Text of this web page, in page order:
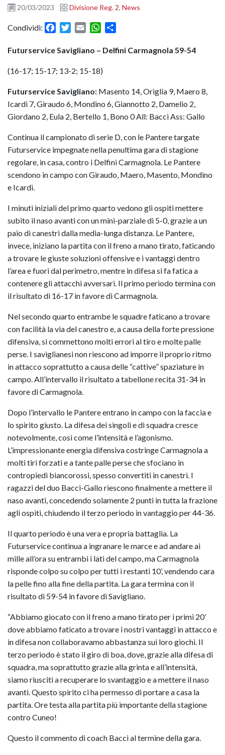
20/03/2023 Divisione Reg. 2, News
Condividi: FacebookTwitter
Email WhatsApp
Futurservice Savigliano – Delfini Carmagnola 59-54
(16-17; 15-17; 13-2; 15-18)
Futurservice Savigliano: Masento 14, Origlia 9, Maero 8,
Icardi 7, Giraudo 6, Mondino 6, Giannotto 2, Damelio 2,
Giordano 2, Eula 2, Bertello 1, Bono 0 All: Bacci Ass: Gallo
Continua il campionato di serie D, con le Pantere targate
Futurservice impegnate nella penultima gara di stagione
regolare, in casa, contro i Delfini Carmagnola. Le Pantere
scendono in campo con Giraudo, Maero, Masento, Mondino
e Icardi.
I minuti iniziali del primo quarto vedono gli ospiti mettere
subito il naso avanti con un mini-parziale di 5-0, grazie a un
paio di canestri dalla media-lunga distanza. Le Pantere,
invece, iniziano la partita con il freno a mano tirato, faticando
a trovare le giuste soluzioni offensive e i vantaggi dentro
l’area e fuori dal perimetro, mentre in difesa si fa fatica a
contenere gli attacchi avversari. Il primo periodo termina con
il risultato di 16-17 in favore di Carmagnola.
Nel secondo quarto entrambe le squadre faticano a trovare
con facilità la via del canestro e, a causa della forte pressione
difensiva, si commettono molti errori al tiro e molte palle
perse. I saviglianesi non riescono ad imporre il proprio ritmo
in attacco soprattutto a causa delle “cattive” spaziature in
campo. All’intervallo il risultato a tabellone recita 31-34 in
favore di Carmagnola.
Dopo l’intervallo le Pantere entrano in campo con la faccia e
lo spirito giusto. La difesa dei singoli e di squadra cresce
notevolmente, così come l’intensità e l’agonismo.
L’impressionante energia difensiva costringe Carmagnola a
molti tiri forzati e a tante palle perse che sfociano in
contropiedi biancorossi, spesso convertiti in canestri. I
ragazzi del duo Bacci-Gallo riescono finalmente a mettere il
naso avanti, concedendo solamente 2 punti in tutta la frazione
agli ospiti, chiudendo il terzo periodo in vantaggio per 44-36.
Il quarto periodo è una vera e propria battaglia. La
Futurservice continua a ingranare le marce e ad andare ai
mille all’ora su entrambi i lati del campo, ma Carmagnola
risponde colpo su colpo per tutti i restanti 10’, vendendo cara
la pelle fino alla fine della partita. La gara termina con il
risultato di 59-54 in favore di Savigliano.
“Abbiamo giocato con il freno a mano tirato per i primi 20’
dove abbiamo faticato a trovare i nostri vantaggi in attacco e
in difesa non collaboravamo abbastanza sui loro giochi. Il
terzo periodo è stato il giro di boa, dove, grazie alla difesa di
squadra, ma soprattutto grazie alla grinta e all’intensità,
siamo riusciti a recuperare lo svantaggio e a mettere il naso
avanti. Questo spirito ci ha permesso di portare a casa la
partita. Ore testa alla partita più importante della stagione
contro Cuneo!
Questo il commento di coach Bacci al termine della gara.